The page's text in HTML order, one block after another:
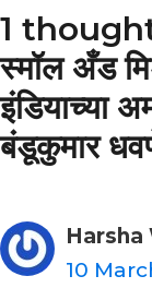
1
स्मॉल अँड
इंडियाच्या
बंडूकुमार
Harsha
10